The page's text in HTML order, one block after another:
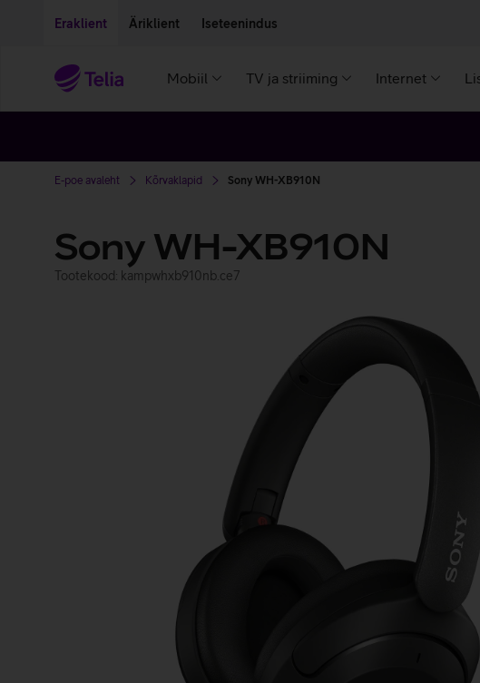
Eraklient Äriklient Iseteenindus
Mobiil TV ja striiming Internet
E-poe avaleht Kõrvaklapid Sony WH-XB910N
Sony WH-XB910N
Tootekood: kampwhxb910nb.ce7